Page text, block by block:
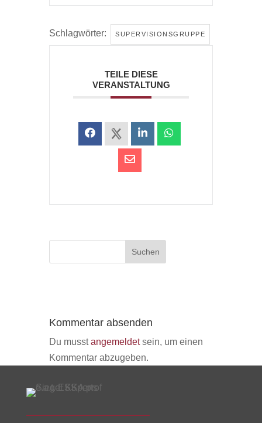
Schlagwörter: SUPERVISIONSGRUPPE
TEILE DIESE
VERANSTALTUNG
Kommentar absenden
Du musstangemeldetsein, um einen
Kommentar abzugeben.